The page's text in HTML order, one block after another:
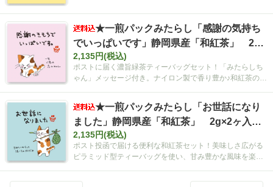
★一煎パックみたらし「感謝の気持ち
でいっぱいです」静岡県産「和紅茶」 2g×
2ヶ入 10個まとめ買いセット【ポスト投函
便・送料込み】
2,135円(税込)
ポストに届く濃旨緑茶ティーバッグセット！「みたらしち
ゃん」メッセージ付き。ナイロン製で香り豊か♪和紅茶の優
★一煎パックみたらし「お世話になり
ました」静岡県産「和紅茶」 2g×2ヶ入 1
0個まとめ買いセット【ポスト投函便・送料
込み】
2,135円(税込)
ポスト投函で届ける便利な和紅茶セット！美味しさ広がる
ピラミッド型ティーバッグを使い、甘み豊かな風味を楽し